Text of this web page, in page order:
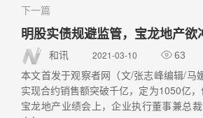
下一篇
明股实债规避监管，宝龙地产欲
和讯 2021-03-10 63
本文首发于观察者网（文/张志峰编辑/马
实现合约销售额突破千亿，定为1050亿
宝龙地产业绩会上，企业执行董事兼总